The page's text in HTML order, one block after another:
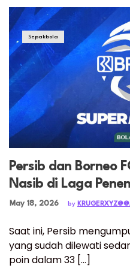
Sepakbola
Persib dan Borneo
Nasib di Laga
Posted on
May 18, 2026 by
Saat ini, Persib
yang sudah dilewati
poin dalam 33 […]